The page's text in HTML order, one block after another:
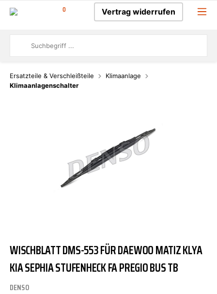
0 Vertrag widerrufen
Ersatzteile & Verschleißteile
Klimaanlage
Klimaanlagenschalter
WISCHBLATT DMS-553 FÜR DAEWOO MATIZ KLYA
KIA SEPHIA STUFENHECK FA PREGIO BUS TB
DENSO